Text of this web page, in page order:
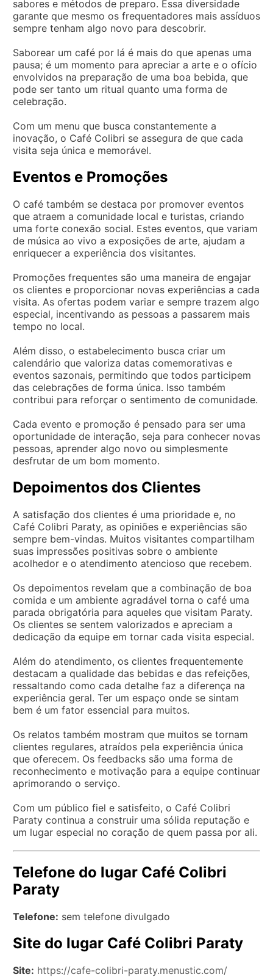
sabores e métodos de preparo. Essa diversidade
garante que mesmo os frequentadores mais assíduos
sempre tenham algo novo para descobrir.
Saborear um café por lá é mais do que apenas uma
pausa; é um momento para apreciar a arte e o ofício
envolvidos na preparação de uma boa bebida, que
pode ser tanto um ritual quanto uma forma de
celebração.
Com um menu que busca constantemente a
inovação, o Café Colibri se assegura de que cada
visita seja única e memorável.
Eventos e Promoções
O café também se destaca por promover eventos
que atraem a comunidade local e turistas, criando
uma forte conexão social. Estes eventos, que variam
de música ao vivo a exposições de arte, ajudam a
enriquecer a experiência dos visitantes.
Promoções frequentes são uma maneira de engajar
os clientes e proporcionar novas experiências a cada
visita. As ofertas podem variar e sempre trazem algo
especial, incentivando as pessoas a passarem mais
tempo no local.
Além disso, o estabelecimento busca criar um
calendário que valoriza datas comemorativas e
eventos sazonais, permitindo que todos participem
das celebrações de forma única. Isso também
contribui para reforçar o sentimento de comunidade.
Cada evento e promoção é pensado para ser uma
oportunidade de interação, seja para conhecer novas
pessoas, aprender algo novo ou simplesmente
desfrutar de um bom momento.
Depoimentos dos Clientes
A satisfação dos clientes é uma prioridade e, no
Café Colibri Paraty, as opiniões e experiências são
sempre bem-vindas. Muitos visitantes compartilham
suas impressões positivas sobre o ambiente
acolhedor e o atendimento atencioso que recebem.
Os depoimentos revelam que a combinação de boa
comida e um ambiente agradável torna o café uma
parada obrigatória para aqueles que visitam Paraty.
Os clientes se sentem valorizados e apreciam a
dedicação da equipe em tornar cada visita especial.
Além do atendimento, os clientes frequentemente
destacam a qualidade das bebidas e das refeições,
ressaltando como cada detalhe faz a diferença na
experiência geral. Ter um espaço onde se sintam
bem é um fator essencial para muitos.
Os relatos também mostram que muitos se tornam
clientes regulares, atraídos pela experiência única
que oferecem. Os feedbacks são uma forma de
reconhecimento e motivação para a equipe continuar
aprimorando o serviço.
Com um público fiel e satisfeito, o Café Colibri
Paraty continua a construir uma sólida reputação e
um lugar especial no coração de quem passa por ali.
Telefone do lugar Café Colibri
Paraty
Telefone: sem telefone divulgado
Site do lugar Café Colibri Paraty
Site: https://cafe-colibri-paraty.menustic.com/